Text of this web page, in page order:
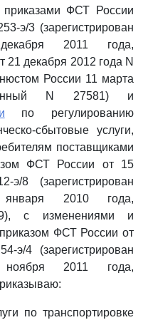
ФСТ России
э/3 (зарегистрирован
2011 года,
21 декабря 2012 года N
России 11 марта
N 27581) и
по регулированию
сбытовые услуги,
поставщиками
ФСТ России от 15
8 (зарегистрирован
2010 года,
с изменениями и
ФСТ России от
э/4 (зарегистрирован
2011 года,
по транспортировке